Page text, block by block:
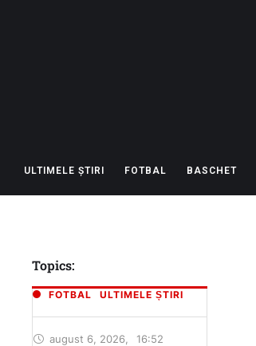
ULTIMELE ȘTIRI FOTBAL BASCHET
Topics:
FOTBAL ULTIMELE ȘTIRI
august 6, 2026
16:52